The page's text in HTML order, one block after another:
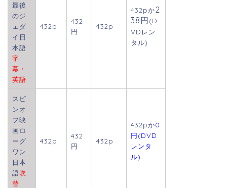
最後
のジ
ェダ
イ日
本語
字
幕・
英語
432p
432
円
432p
432pか2
38円(D
VDレン
タル)
スピ
ンオ
フ映
画ロ
ーグ
ワン
日本
語吹
替
432p
432
円
432p
432pか0
円(DVD
レンタ
ル)